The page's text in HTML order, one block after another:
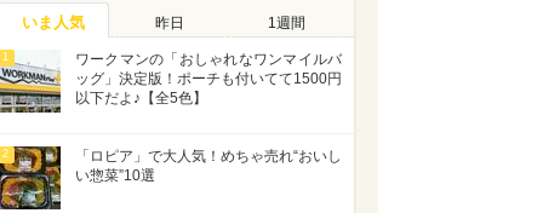
いま人気 昨日 1週間
1
ワークマンの「おしゃれなワンマイルバ
ッグ」決定版！ポーチも付いてて1500円
以下だよ♪【全5色】
2
「ロピア」で大人気！めちゃ売れ“おいし
い惣菜”10選